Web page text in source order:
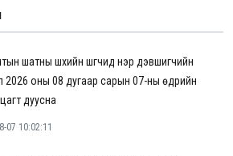
шатны шүүхийн шүүгчид нэр дэвшигчийн
2026 оны 08 дугаар сарын 07-ны өдрийн
дуусна
07 10:02:11